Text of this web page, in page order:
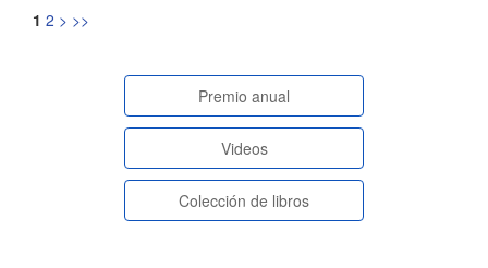
1 2 > >>
paginasespeciales
Premio anual
Videos
Colección de libros